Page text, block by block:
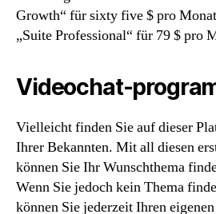
Growth“ für sixty five $ pro
„Suite Professional“ für 79 $ pro
Video­chat-
Vielleicht finden Sie auf dieser
Ihrer Bekannten. Mit all diesen
können Sie Ihr Wunschthema
Wenn Sie jedoch kein Thema
können Sie jederzeit Ihren